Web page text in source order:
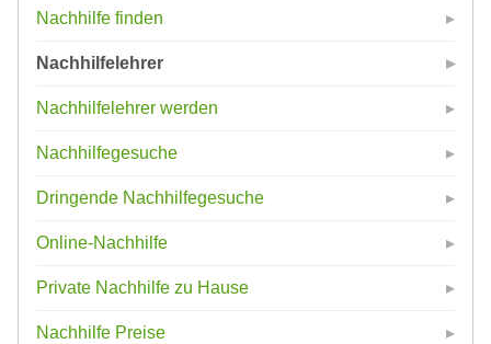
Nachhilfe finden
Nachhilfelehrer
Nachhilfelehrer werden
Nachhilfegesuche
Dringende Nachhilfegesuche
Online-Nachhilfe
Private Nachhilfe zu Hause
Nachhilfe Preise